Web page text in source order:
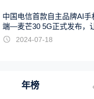
中国电信首款自主品牌AI手
端—麦芒30 5G正式发布，
触手可及2024-07-18
年榜